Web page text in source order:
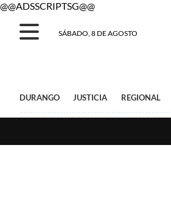
@@ADSSCRIPTSG@@
SÁBADO, 8 DE AGOSTO
DURANGO JUSTICIA REGIONAL